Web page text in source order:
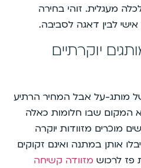
מעגלית. זוהי בחירה
לבין דאגה לסביבה.
יוקרתיים
מותג-על אבל המחיר הרתיע
המקום שבו חלומות כאלה
מוכרים מזוודות יוקרה
אותן במתנה ואינם זקוקים
פז לרכוש מזוודה קשיחה